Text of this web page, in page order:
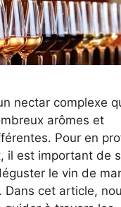
nectar complexe
arômes et
Pour en
il est important de
le vin de
Dans cet article,